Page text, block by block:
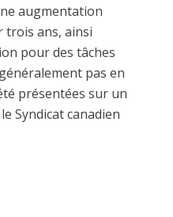
augmentation
trois ans, ainsi
pour des tâches
pas en
présentées sur un
Syndicat canadien